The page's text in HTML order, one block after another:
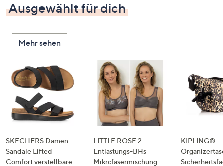
oben
und
nach
unten
oder
wischen
Sie
Touch-
Geräten
links
bzw.
rechts,
Ausgewählt für dich
Mehr sehen
SKECHERS Damen-
Sandale Lifted
Comfort verstellbare
LITTLE ROSE 2
Entlastungs-BHs
Mikrofasermischung
KIPLING®